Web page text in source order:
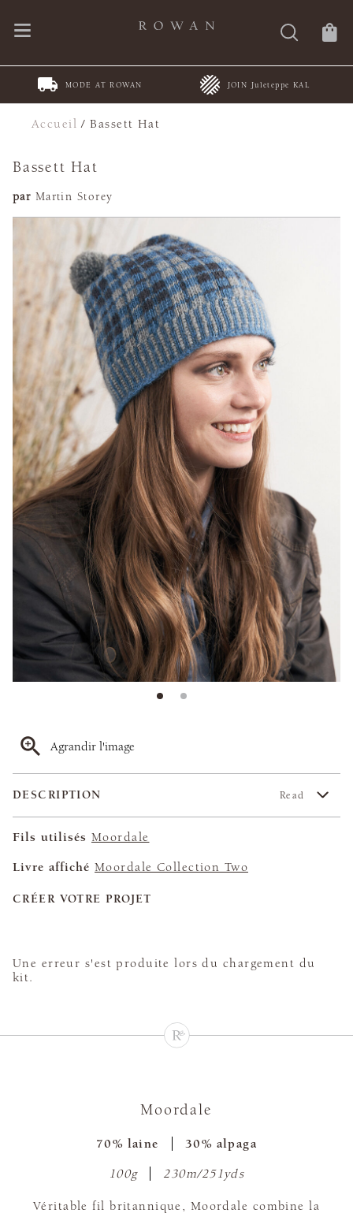
MODE AT ROWAN JOIN Juleteppe KAL
Accueil /Bassett Hat
Bassett Hat
par Martin Storey
Agrandir l'image
DESCRIPTION Read
Fils utilisés Moordale
Livre affiché Moordale Collection Two
CRÉER VOTRE PROJET
Une erreur s'est produite lors du chargement du
kit.
Moordale
70% laine 30% alpaga
100g 230m/251yds
Véritable fil britannique, Moordale combine la